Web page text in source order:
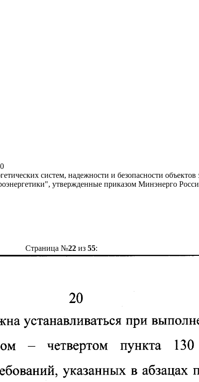
систем, надежности и безопасности
утвержденные приказом Минэнерго
Страница №22из 55: